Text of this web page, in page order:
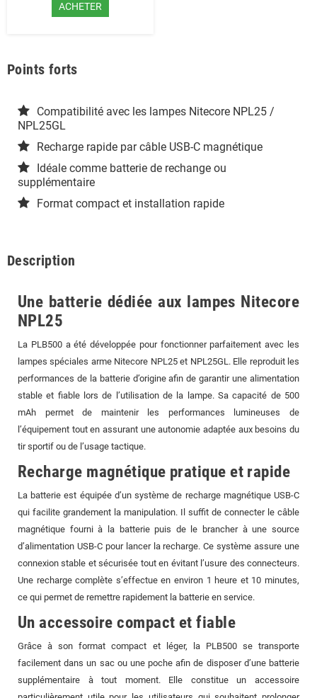
ACHETER
Points forts
Compatibilité avec les lampes Nitecore NPL25 /
NPL25GL
Recharge rapide par câble USB-C magnétique
Idéale comme batterie de rechange ou
supplémentaire
Format compact et installation rapide
Description
Une batterie dédiée aux lampes Nitecore
NPL25
La PLB500 a été développée pour fonctionner parfaitement avec les
lampes spéciales arme Nitecore NPL25 et NPL25GL. Elle reproduit les
performances de la batterie d’origine afin de garantir une alimentation
stable et fiable lors de l’utilisation de la lampe. Sa capacité de 500
mAh permet de maintenir les performances lumineuses de
l’équipement tout en assurant une autonomie adaptée aux besoins du
tir sportif ou de l’usage tactique.
Recharge magnétique pratique et rapide
La batterie est équipée d’un système de recharge magnétique USB-C
qui facilite grandement la manipulation. Il suffit de connecter le câble
magnétique fourni à la batterie puis de le brancher à une source
d’alimentation USB-C pour lancer la recharge. Ce système assure une
connexion stable et sécurisée tout en évitant l’usure des connecteurs.
Une recharge complète s’effectue en environ 1 heure et 10 minutes,
ce qui permet de remettre rapidement la batterie en service.
Un accessoire compact et fiable
Grâce à son format compact et léger, la PLB500 se transporte
facilement dans un sac ou une poche afin de disposer d’une batterie
supplémentaire à tout moment. Elle constitue un accessoire